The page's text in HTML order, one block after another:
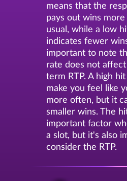
means that the
pays out wins
usual, while a low
indicates fewer
important to note
rate does not
term RTP. A high
make you feel like
more often, but it
smaller wins. The
important factor
a slot, but it's also
consider the RTP.